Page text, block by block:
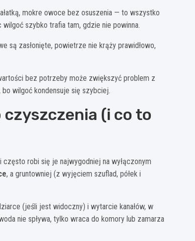
mokre owoce bez osuszenia — to wszystko
szybko trafia tam, gdzie nie powinna.
są zasłonięte, powietrze nie krąży prawidłowo,
bez potrzeby może zwiększyć problem z
wilgoć kondensuje się szybciej.
(i co to
często robi się je najwygodniej na wyłączonym
, a gruntowniej (z wyjęciem szuflad, półek i
(jeśli jest widoczny) i wytarcie kanałów, w
nie spływa, tylko wraca do komory lub zamarza